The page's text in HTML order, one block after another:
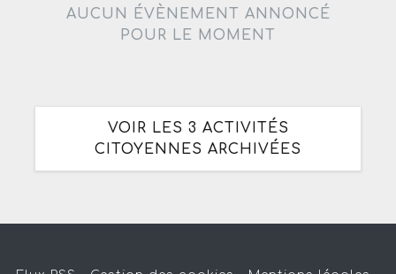
AUCUN ÉVÈNEMENT ANNONCÉ
POUR LE MOMENT
VOIR LES 3 ACTIVITÉS
CITOYENNES ARCHIVÉES